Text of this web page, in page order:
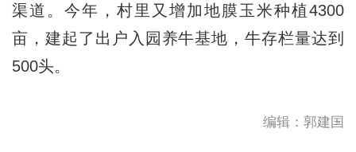
渠道。今年，村里又增加地膜玉米种植4300
亩，建起了出户入园养牛基地，牛存栏量达到
500头。
编辑：郭建国